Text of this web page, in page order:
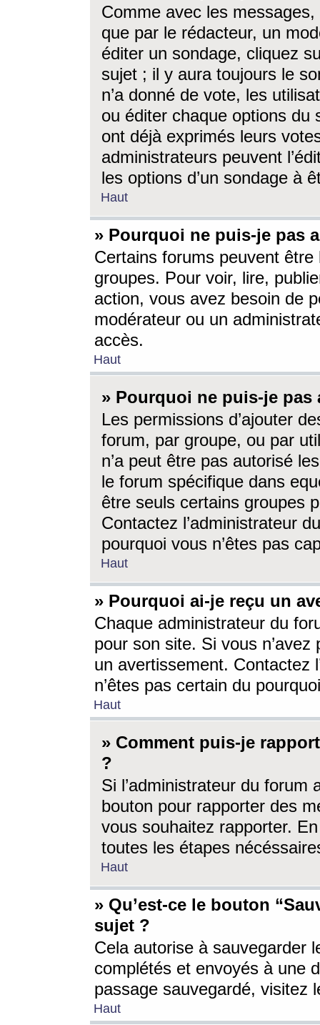
Comme avec les
que par le rédacteur, un
éditer un sondage, cliquez
sujet ; il y aura toujours le
n’a donné de vote, les
ou éditer chaque options du
ont déjà exprimés leurs
administrateurs peuvent
les options d’un sondage à
Haut
» Pourquoi ne puis-je pas
Certains forums peuvent être
groupes. Pour voir, lire,
action, vous avez besoin de
modérateur ou un
accès.
Haut
» Pourquoi ne puis-je
Les permissions d’ajouter
forum, par groupe, ou par
n’a peut être pas autorisé
le forum spécifique dans
être seuls certains groupes
Contactez l’administrateur
pourquoi vous n’êtes pas
Haut
» Pourquoi ai-je reçu un
Chaque administrateur du
pour son site. Si vous
un avertissement. Contactez
n’êtes pas certain du
Haut
» Comment puis-je
?
Si l’administrateur du forum
bouton pour rapporter des
vous souhaitez rapporter.
toutes les étapes
Haut
» Qu’est-ce le bouton
sujet ?
Cela autorise à sauvegarder
complétés et envoyés à une
passage sauvegardé, visitez
Haut